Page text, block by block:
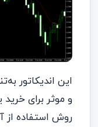
این اندیکاتور
و موثر برای
روش استفاده از